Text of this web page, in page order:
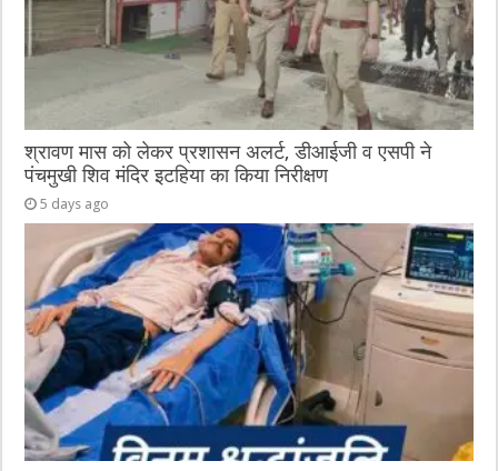
श्रावण मास को लेकर प्रशासन अलर्ट, डीआईजी व एसपी ने
पंचमुखी शिव मंदिर इटहिया का किया निरीक्षण
5 days ago